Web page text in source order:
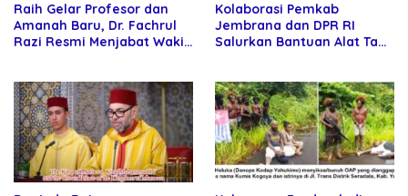
Raih Gelar Profesor dan
Amanah Baru, Dr. Fachrul
Razi Resmi Menjabat Wakil
Kolaborasi Pemkab
Jembrana dan DPR RI
Salurkan Bantuan Alat Tani